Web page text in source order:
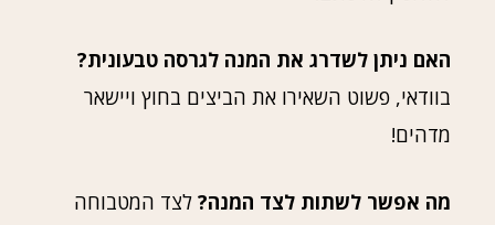
האם ניתן לשדרג את המנה לגרסה טבעונית?
בוודאי, פשוט השאירו את הביצים בחוץ ויישאר
מדהים!
מה אפשר לשתות לצד המנה? לצד המטבוחה